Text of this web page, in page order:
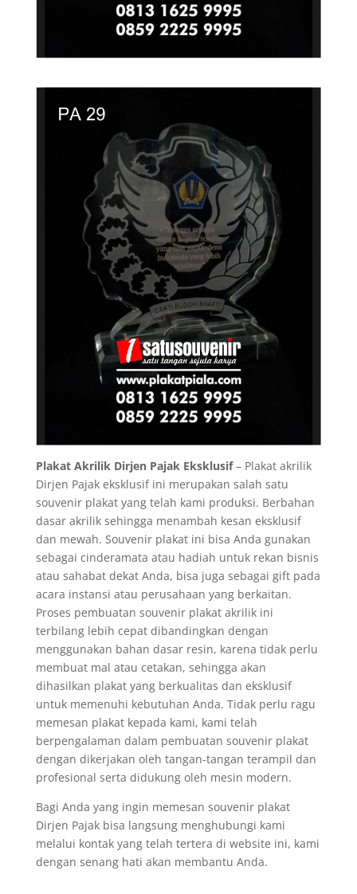
Plakat Akrilik Dirjen Pajak Eksklusif– Plakat akrilik
Dirjen Pajak eksklusif ini merupakan salah satu
souvenir plakat yang telah kami produksi. Berbahan
dasar akrilik sehingga menambah kesan eksklusif
dan mewah. Souvenir plakat ini bisa Anda gunakan
sebagai cinderamata atau hadiah untuk rekan bisnis
atau sahabat dekat Anda, bisa juga sebagai gift pada
acara instansi atau perusahaan yang berkaitan.
Proses pembuatan souvenir plakat akrilik ini
terbilang lebih cepat dibandingkan dengan
menggunakan bahan dasar resin, karena tidak perlu
membuat mal atau cetakan, sehingga akan
dihasilkan plakat yang berkualitas dan eksklusif
untuk memenuhi kebutuhan Anda. Tidak perlu ragu
memesan plakat kepada kami, kami telah
berpengalaman dalam pembuatan souvenir plakat
dengan dikerjakan oleh tangan-tangan terampil dan
profesional serta didukung oleh mesin modern.
Bagi Anda yang ingin memesan souvenir plakat
Dirjen Pajak bisa langsung menghubungi kami
melalui kontak yang telah tertera di website ini, kami
dengan senang hati akan membantu Anda.